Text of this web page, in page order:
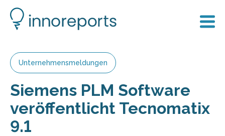
Unternehmensmeldungen
Siemens PLM Software
veröffentlicht Tecnomatix
9.1